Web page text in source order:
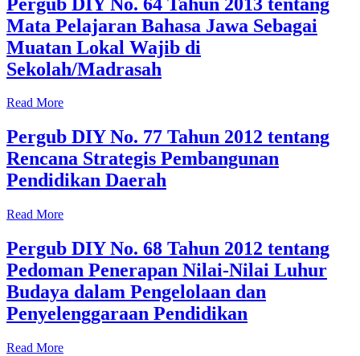
Mata Pelajaran Bahasa Jawa Sebagai
Muatan Lokal Wajib di
Sekolah/Madrasah
Read More
Pergub DIY No. 77 Tahun 2012 tentang
Rencana Strategis Pembangunan
Pendidikan Daerah
Read More
Pergub DIY No. 68 Tahun 2012 tentang
Pedoman Penerapan Nilai-Nilai Luhur
Budaya dalam Pengelolaan dan
Penyelenggaraan Pendidikan
Read More